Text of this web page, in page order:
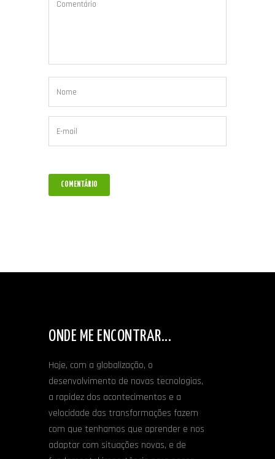
ONDE ME ENCONTRAR...
Hoje, com a globalização, o
desenvolvimento de novas tecnologias,
a rapidez dos acontecimentos e a
velocidade das transformações fazem
com que tenhamos que aprender e nos
adaptar com situações novas, e de